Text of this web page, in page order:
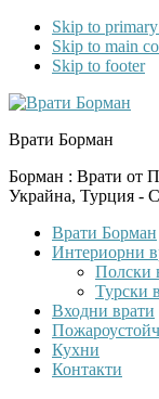
Skip to
Skip to main
Skip to footer
Врати Борман
Борман : Врати от
Украйна, Турция -
Врати Борман
Интериорни
Полски
Турски
Входни врати
Кухни
Контакти